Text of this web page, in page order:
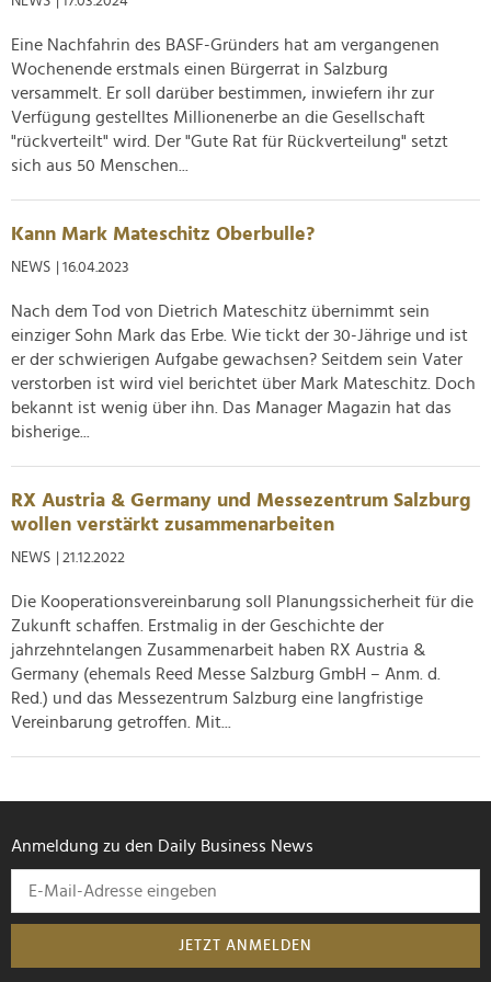
Partner führen diese Informationen möglicherweise mit
haben oder die sie im Rahmen Ihrer Nutzung der Dienste
gesammelt haben.
Eine Nachfahrin des BASF-Gründers hat am vergangenen
Wochenende erstmals einen Bürgerrat in Salzburg
versammelt. Er soll darüber bestimmen, inwiefern ihr zur
Verfügung gestelltes Millionenerbe an die Gesellschaft
"rückverteilt" wird. Der "Gute Rat für Rückverteilung" setzt
sich aus 50 Menschen...
Kann Mark Mateschitz Oberbulle?
NEWS | 16.04.2023
Nach dem Tod von Dietrich Mateschitz übernimmt sein
einziger Sohn Mark das Erbe. Wie tickt der 30-Jährige und ist
er der schwierigen Aufgabe gewachsen? Seitdem sein Vater
verstorben ist wird viel berichtet über Mark Mateschitz. Doch
bekannt ist wenig über ihn. Das Manager Magazin hat das
bisherige...
RX Austria & Germany und Messezentrum Salzburg
wollen verstärkt zusammenarbeiten
NEWS | 21.12.2022
Die Kooperationsvereinbarung soll Planungssicherheit für die
Zukunft schaffen. Erstmalig in der Geschichte der
jahrzehntelangen Zusammenarbeit haben RX Austria &
Germany (ehemals Reed Messe Salzburg GmbH – Anm. d.
Red.) und das Messezentrum Salzburg eine langfristige
Vereinbarung getroffen. Mit...
Anmeldung zu den Daily Business News
JETZT ANMELDEN